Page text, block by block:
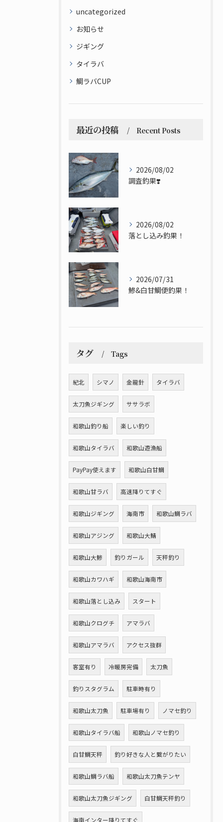
uncategorized
お知らせ
ジギング
タイラバ
鯛ラバCUP
最近の投稿 Recent Posts
2026/08/02
調査釣果❣️
2026/08/02
落とし込み釣果！
2026/07/31
鯵&白甘鯛便釣果！
タグ Tags
紀北 シマノ 金龍針 タイラバ
太刀魚ジギング ササラボ
和歌山釣り船 楽しい釣り
和歌山タイラバ 和歌山遊漁船
PayPay使えます 和歌山白甘鯛
和歌山甘ラバ 高速降りてすぐ
和歌山ジギング 海南市 和歌山鯛ラバ
和歌山アジング 和歌山大鯖
和歌山大鯵 釣りガール 天秤釣り
和歌山カワハギ 和歌山海南市
和歌山落とし込み スタート
和歌山クログチ アマラバ
和歌山アマラバ アクセス抜群
客室有り 冷暖房完備 太刀魚
釣りスタグラム 駐車時有り
和歌山太刀魚 駐車場有り ノマセ釣り
和歌山タイラバ船 和歌山ノマセ釣り
白甘鯛天秤 釣り好きな人と繋がりたい
和歌山鯛ラバ船 和歌山太刀魚テンヤ
和歌山太刀魚ジギング 白甘鯛天秤釣り
海南インター降りてすぐ